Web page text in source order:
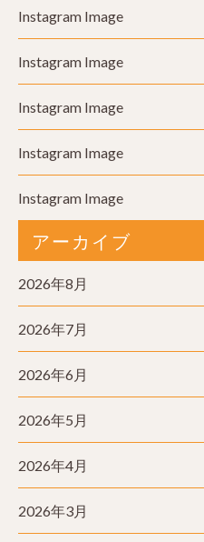
Instagram Image
Instagram Image
Instagram Image
Instagram Image
Instagram Image
アーカイブ
2026年8月
2026年7月
2026年6月
2026年5月
2026年4月
2026年3月